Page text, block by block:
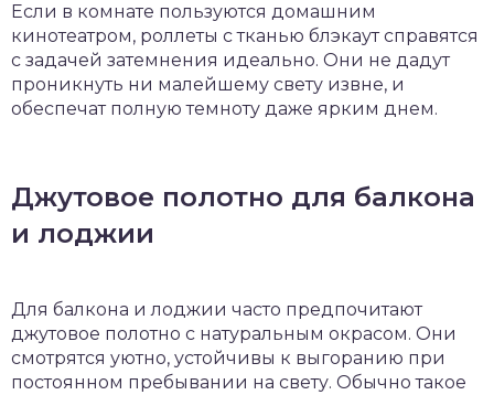
Если в комнате пользуются домашним
кинотеатром, роллеты с тканью блэкаут справятся
с задачей затемнения идеально. Они не дадут
проникнуть ни малейшему свету извне, и
обеспечат полную темноту даже ярким днем.
Джутовое полотно для балкона
и лоджии
Для балкона и лоджии часто предпочитают
джутовое полотно с натуральным окрасом. Они
смотрятся уютно, устойчивы к выгоранию при
постоянном пребывании на свету. Обычно такое